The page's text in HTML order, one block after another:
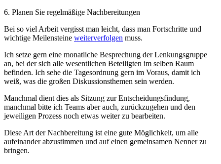
6. Planen Sie regelmäßige Nachbereitungen
Bei so viel Arbeit vergisst man leicht, dass man Fortschritte und
wichtige Meilensteine weiterverfolgen muss.
Ich setze gern eine monatliche Besprechung der Lenkungsgruppe
an, bei der sich alle wesentlichen Beteiligten im selben Raum
befinden. Ich sehe die Tagesordnung gern im Voraus, damit ich
weiß, was die großen Diskussionsthemen sein werden.
Manchmal dient dies als Sitzung zur Entscheidungsfindung,
manchmal bitte ich Teams aber auch, zurückzugehen und den
jeweiligen Prozess noch etwas weiter zu bearbeiten.
Diese Art der Nachbereitung ist eine gute Möglichkeit, um alle
aufeinander abzustimmen und auf einen gemeinsamen Nenner zu
bringen.